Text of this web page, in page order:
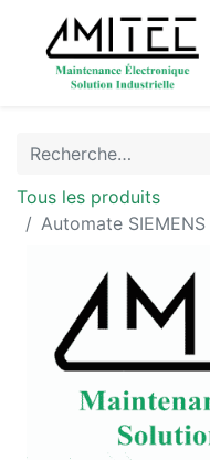
Tous les produits
Automate